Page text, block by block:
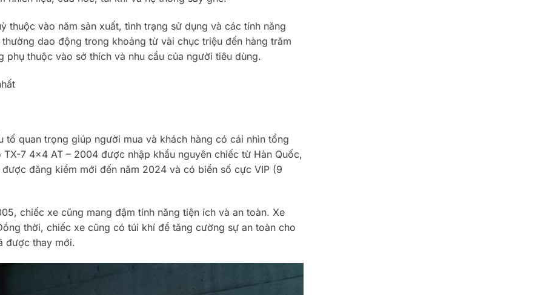
thuộc vào năm sản xuất, tình trạng sử dụng và các tính năng
dao động trong khoảng từ vài chục triệu đến hàng trăm
thuộc vào sở thích và nhu cầu của người tiêu dùng.
tố quan trọng giúp người mua và khách hàng có cái nhìn tổng
7 4×4 AT – 2004 được nhập khẩu nguyên chiếc từ Hàn Quốc,
đăng kiểm mới đến năm 2024 và có biển số cực VIP (9
chiếc xe cũng mang đậm tính năng tiện ích và an toàn. Xe
thời, chiếc xe cũng có túi khí để tăng cường sự an toàn cho
được thay mới.